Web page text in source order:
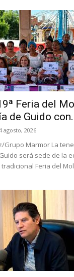
Feria del
de Guido
agosto, 2026
Grupo Marmor La
será sede de la
Feria del